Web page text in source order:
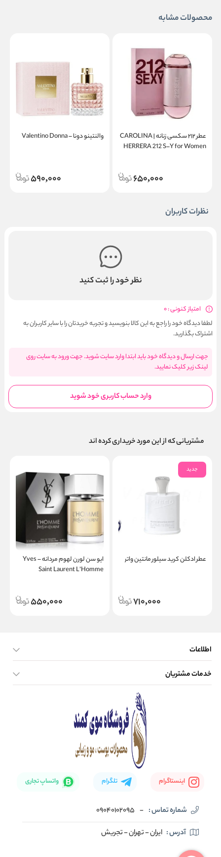
محصولات مشابه
عطر ۲۱۲ سکسی زنانه | CAROLINA
HERRERA 212 S–Y for Women
650,000
والنتینو دونا – Valentino Donna
590,000
نظرات کاربران
نظر خود را ثبت کنید
امتیاز کنونی : 0
لطفا دیدگاه خود را راجع به این کالا بنویسید و تجربه خریدتان را با سایر کاربران به
اشتراک بگذارید.
جهت ارسال و دیدگاه خود باید ابتدا وارد سایت شوید. جهت ورود به سایت روی
لینک زیر کلیک نمایید.
وارد حساب کاربری خود شوید
مشتریانی که از این مورد خریداری کرده اند
جدید
عطر ادکلن کرید سیلور مانتین واتر
710,000
ایو سن لورن لهوم مردانه – Yves
Saint Laurent L’Homme
550,000
اطلاعات
صفحه اصلی
خدمات مشتریان
اینستاگرام تلگرام واتساپ تجاری
شماره تماس : -
09040102095
آدرس : ایران - تهران - تجریش